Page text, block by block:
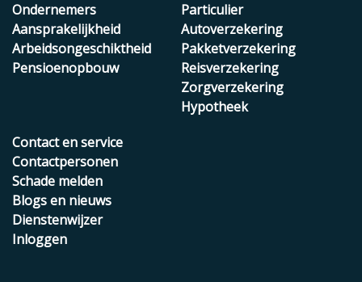
Ondernemers
Aansprakelijkheid
Arbeidsongeschiktheid
Pensioenopbouw
Particulier
Autoverzekering
Pakketverzekering
Reisverzekering
Zorgverzekering
Hypotheek
Contact en service
Contactpersonen
Schade melden
Blogs en nieuws
Dienstenwijzer
Inloggen